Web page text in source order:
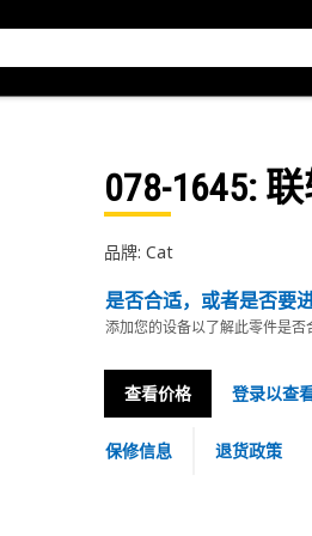
078-1645:
品牌: Cat
是否合适，或者是否要
添加您的设备以了解此零件是
查看价格 登录以查
保修信息 退货政策